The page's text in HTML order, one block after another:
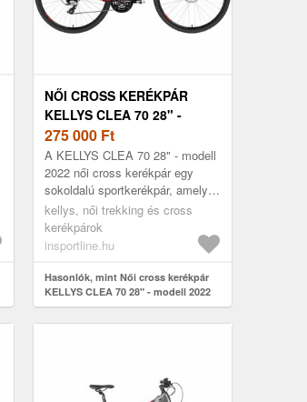
NŐI CROSS KERÉKPÁR
KELLYS CLEA 70 28" -
MODELL 2022
275 000 Ft
A KELLYS CLEA 70 28" - modell
2022 női cross kerékpár egy
sokoldalú sportkerékpár, amely
bármilyen felületre alkalmas. A
Kellys Crosslite Lady váz ...
kellys, női trekking és cross
kerékpárok
insportline.hu
Hasonlók, mint Női cross kerékpár
KELLYS CLEA 70 28" - modell 2022